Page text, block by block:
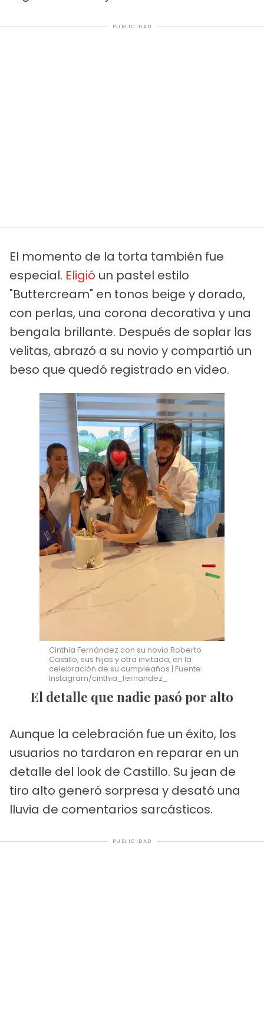
PUBLICIDAD
El momento de la torta también fue
especial. Eligió un pastel estilo
"Buttercream" en tonos beige y dorado,
con perlas, una corona decorativa y una
bengala brillante. Después de soplar las
velitas, abrazó a su novio y compartió un
beso que quedó registrado en video.
Cinthia Fernández con su novio Roberto
Castillo, sus hijas y otra invitada, en la
celebración de su cumpleaños | Fuente:
Instagram/cinthia_fernandez_
El detalle que nadie pasó por alto
Aunque la celebración fue un éxito, los
usuarios no tardaron en reparar en un
detalle del look de Castillo. Su jean de
tiro alto generó sorpresa y desató una
lluvia de comentarios sarcásticos.
PUBLICIDAD